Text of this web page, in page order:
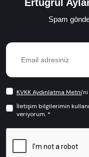
Ertuğrul
Spam
KVKK Aydınlatma Metni
İletişim bilgilerimin
veriyorum. *